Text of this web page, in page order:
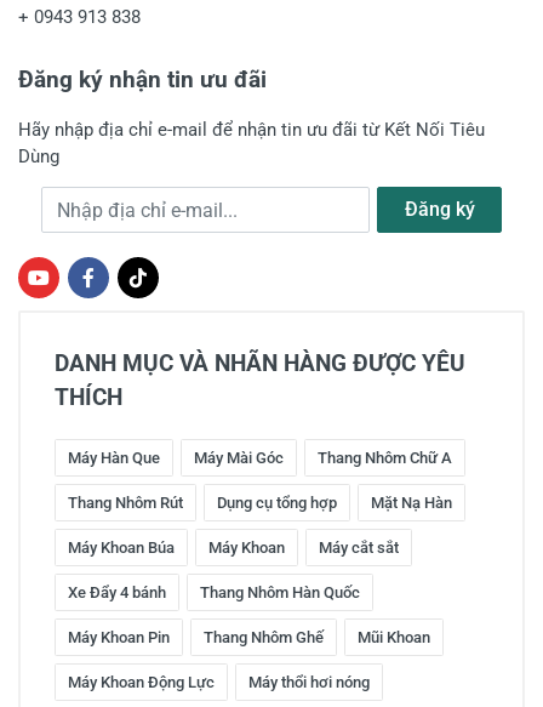
+ 0943 913 838
Đăng ký nhận tin ưu đãi
Hãy nhập địa chỉ e-mail để nhận tin ưu đãi từ Kết Nối Tiêu
Dùng
Địa chỉ e-mail Đăng ký
DANH MỤC VÀ NHÃN HÀNG ĐƯỢC YÊU
THÍCH
Máy Hàn Que Máy Mài Góc Thang Nhôm Chữ A
Thang Nhôm Rút Dụng cụ tổng hợp Mặt Nạ Hàn
Máy Khoan Búa Máy Khoan Máy cắt sắt
Xe Đẩy 4 bánh Thang Nhôm Hàn Quốc
Máy Khoan Pin Thang Nhôm Ghế Mũi Khoan
Máy Khoan Động Lực Máy thổi hơi nóng